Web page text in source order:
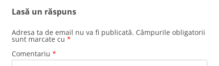
Lasă un răspuns
Adresa ta de email nu va fi publicată. Câmpurile obligatorii
sunt marcate cu *
Comentariu *